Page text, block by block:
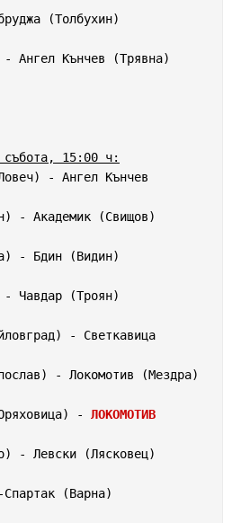
(Толбухин)
Ангел Кънчев (Трявна)
събота, 15:00 ч:
- Ангел Кънчев
- Академик (Свищов)
- Бдин (Видин)
- Чавдар (Троян)
- Светкавица
- Локомотив (Мездра)
- ЛОКОМОТИВ
- Левски (Лясковец)
(Варна)